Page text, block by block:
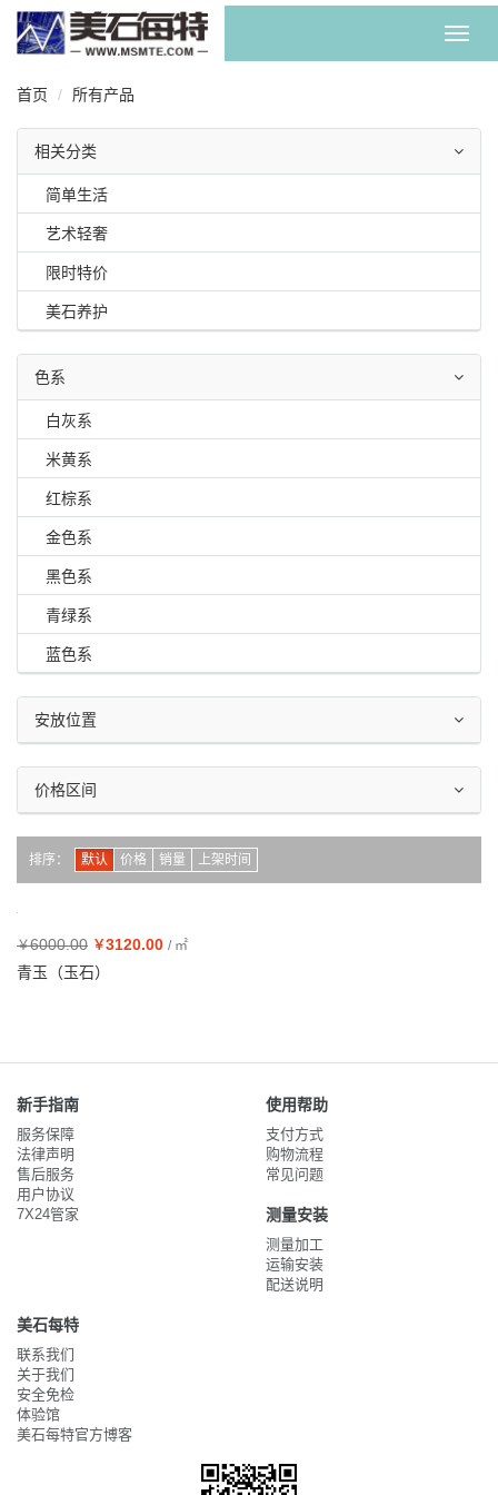
首页 所有产品
相关分类
简单生活
艺术轻奢
限时特价
美石养护
色系
白灰系
米黄系
红棕系
金色系
黑色系
青绿系
蓝色系
安放位置
价格区间
排序： 默认 价格 销量 上架时间
￥6000.00 ￥3120.00 / ㎡
青玉（玉石）
新手指南
服务保障
法律声明
售后服务
用户协议
7X24管家
使用帮助
支付方式
购物流程
常见问题
测量安装
测量加工
运输安装
配送说明
美石每特
联系我们
关于我们
安全免检
体验馆
美石每特官方博客